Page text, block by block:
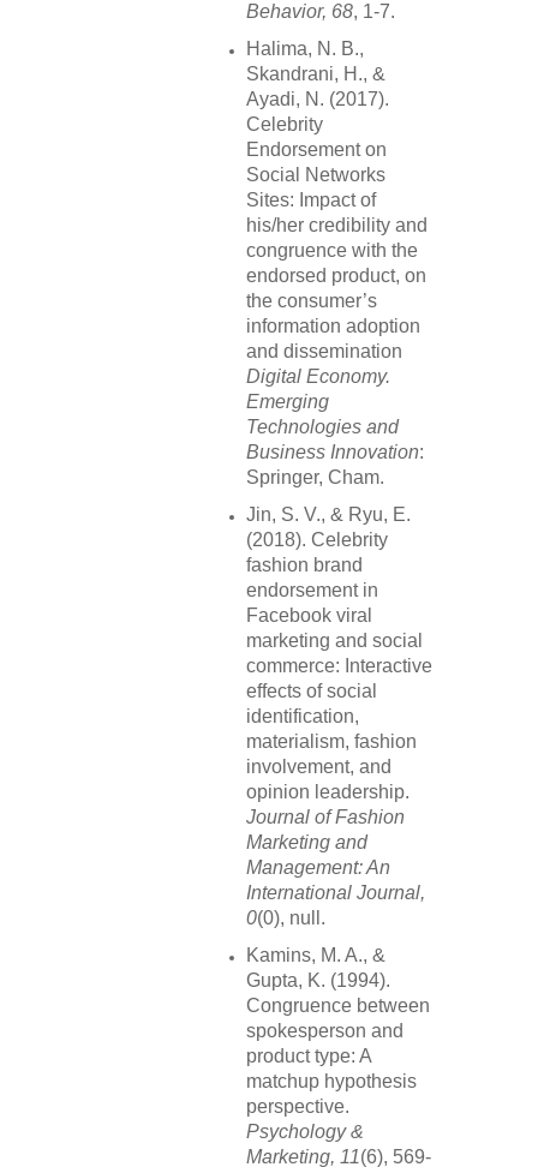
Behavior, 68, 1-7.
Halima, N. B.,
Skandrani, H., &
Ayadi, N. (2017).
Celebrity
Endorsement on
Social Networks
Sites: Impact of
his/her credibility and
congruence with the
endorsed product, on
the consumer’s
information adoption
and dissemination
Digital Economy.
Emerging
Technologies and
Business Innovation:
Springer, Cham.
Jin, S. V., & Ryu, E.
(2018). Celebrity
fashion brand
endorsement in
Facebook viral
marketing and social
commerce: Interactive
effects of social
identification,
materialism, fashion
involvement, and
opinion leadership.
Journal of Fashion
Marketing and
Management: An
International Journal,
0(0), null.
Kamins, M. A., &
Gupta, K. (1994).
Congruence between
spokesperson and
product type: A
matchup hypothesis
perspective.
Psychology &
Marketing, 11(6), 569-